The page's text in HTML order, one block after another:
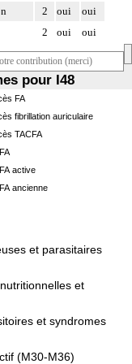
2 oui
oui
2 oui oui
pour I48
FA
fibrillation auriculaire
TACFA
active
ancienne
et parasitaires
et
et syndromes
(M30-M36)